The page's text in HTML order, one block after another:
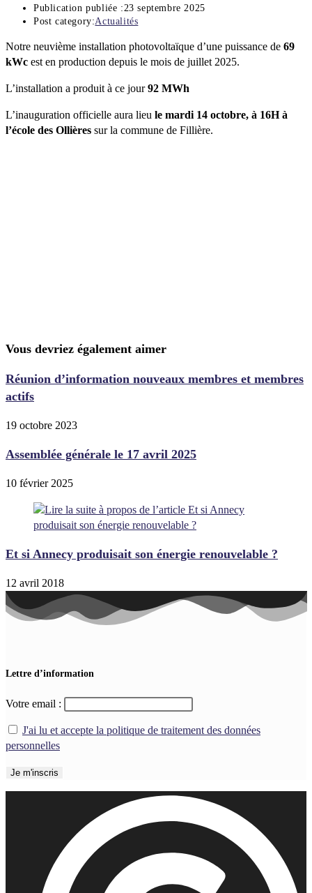
Publication publiée :23 septembre 2025
Post category:Actualités
Notre neuvième installation photovoltaïque d’une puissance de 69
kWc est en production depuis le mois de juillet 2025.
L’installation a produit à ce jour92 MWh
L’inauguration officielle aura lieu le mardi 14 octobre, à 16H à
l’école des Ollières sur la commune de Fillière.
Vous devriez également aimer
Réunion d’information nouveaux membres et membres
actifs
19 octobre 2023
Assemblée générale le 17 avril 2025
10 février 2025
Et si Annecy produisait son énergie renouvelable ?
12 avril 2018
Lettre d’information
Votre email :
J'ai lu et accepte la politique de traitement des données
personnelles